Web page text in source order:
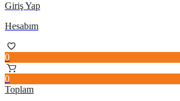
Giriş Yap
Hesabım
0
0
Toplam